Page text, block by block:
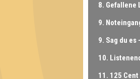
8. Gefallene
9.
10.
11. 125 Cent